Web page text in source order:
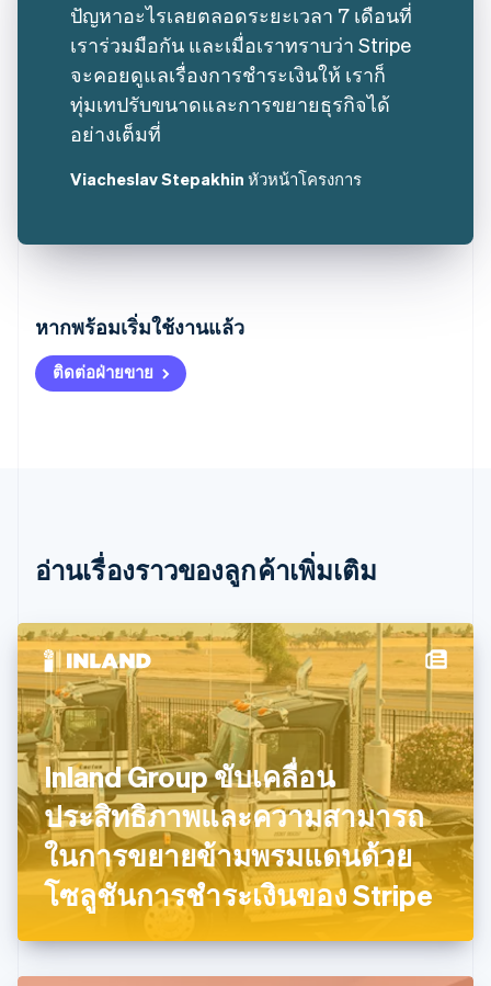
หากพร้อมเริ่มใช้งานแล้ว
ติดต่อฝ่ายขาย
ปัญหาอะไรเลยตลอดระยะเวลา 7 เดือนที่
เราร่วมมือกัน และเมื่อเราทราบว่า Stripe
จะคอยดูแลเรื่องการชำระเงินให้ เราก็
ทุ่มเทปรับขนาดและการขยายธุรกิจได้
อย่างเต็มที่
Viacheslav Stepakhin หัวหน้าโครงการ
อ่านเรื่องราวของลูกค้าเพิ่มเติม
Inland Group ขับเคลื่อน
ประสิทธิภาพและความสามารถ
ในการขยายข้ามพรมแดนด้วย
โซลูชันการชำระเงินของ Stripe
เขตบริหารพิเศษฮ่องกง ประเทศจีน
English简体中文
แคนาดา
EnglishFrançais
ญี่ปุ่น
日本語English
ไทย
ไทยEnglish
นอร์เวย์
English
นิวซีแลนด์
English
เนเธอร์แลนด์
NederlandsEnglish
บราซิล
PortuguêsEnglish
บัลแกเรีย
English
เบลเยียม
โปรตุเกส
PortuguêsEnglish